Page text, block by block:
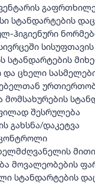
სტანდარტების
ჰიგიენური
სტანდარტების
და ცხელი
მომსახურების
შესრულება
გახსნა/დაკეტვა
მოვალეობების
სტანდარტების